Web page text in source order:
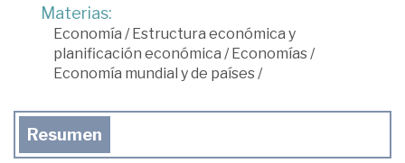
Materias:
Economía /Estructura económica y
planificación económica /Economías/
Economía mundial y de países/
Resumen